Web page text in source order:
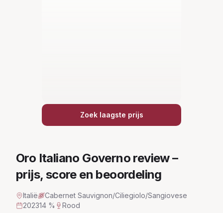
Zoek laagste prijs
Oro Italiano Governo review –
prijs, score en beoordeling
Italië
Cabernet Sauvignon/Ciliegiolo/Sangiovese
202314 % Rood